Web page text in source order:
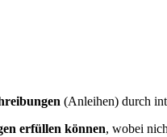
(Anleihen) durch
erfüllen können, wobei